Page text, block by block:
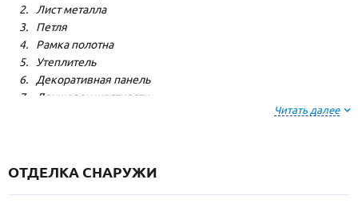
Лист металла
Петля
Рамка полотна
Утеплитель
Декоративная панель
Лонжерон жесткости
Читать далее
ОТДЕЛКА СНАРУЖИ